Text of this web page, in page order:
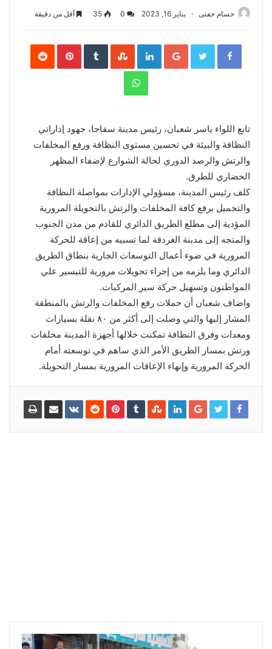
حسام حفنى يناير 16, 2023 35 أقل من دقيقة
Facebook
Twitter
Google+
LinkedIn
Pinterest
WhatsApp
تابع اللواء ياسر شعبان، رئيس مدينة سفاجا، جهود إداراتي
النظافة والبيئة في تحسين مستوى النظافة ورفع المخلفات
والرتش والرصد الدوري لحالة الشوارع لإضفاء المظهر
الحضاري للطرق.
كلف رئيس المدينة، مسؤولي الإدارات بمواصلة النظافة
والتجميل برفع كافة المخلفات والرتش بالتحويلة المرورية
المؤدية إلى مطلع الطريق الدائري للقادم من مدن الجنوب
والمتجه إلى مدينة الغردقة لما تسببه من إعاقة للحركة
المرورية في ضوء أعمال التوسعات الجارية بنطاق الطريق
الدائري وما يلزمه من إجراء تحويلات مرورية للتيسير علي
المواطنون وتسهيل حركة سير المركبات.
واضاف شعبان أن حملات رفع المخلفات والرتش بالمنطقة
المشار إليها والتي وصلت إلى أكثر من ٨٠ نقلة بسيارات
ومعدات وفرق النظافة تمكنت خلالها أجهزة المدينة مخلفات
ورتش بمسار الطريق الأمر الذي ساهم في توسعته أمام
الحركة المرورية وإنهاء الإعاقات المرورية بمسار التحويلة.